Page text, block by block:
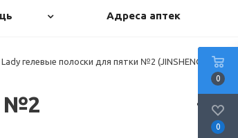
Адреса аптек
гелевые полоски для пятки №2 (JINSHENG
№2
0
0